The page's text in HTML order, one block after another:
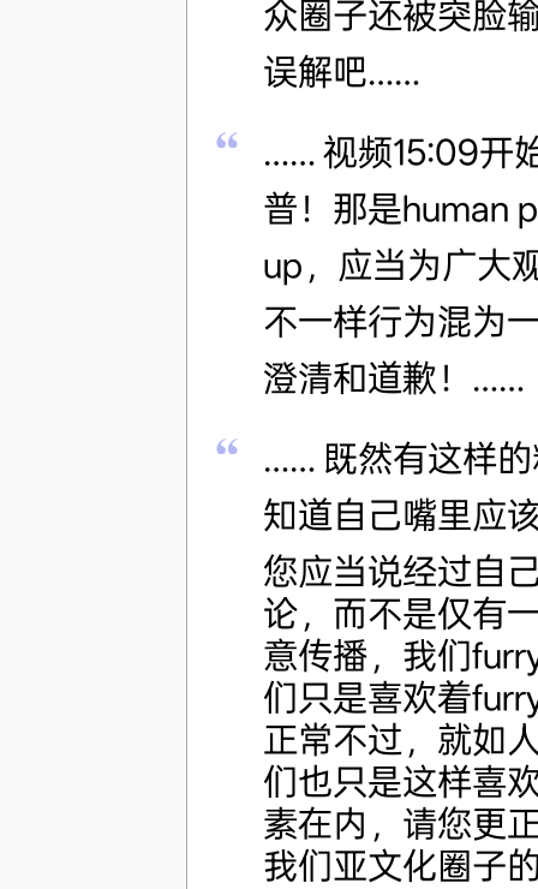
众圈子还被突脸
误解吧……
…… 视频15:09开
普！那是human
up，应当为广大
不一样行为混为
澄清和道歉！……
…… 既然有这样
知道自己嘴里应
您应当说经过自
论，而不是仅有
意传播，我们
们只是喜欢着
正常不过，就如
们也只是这样喜
素在内，请您更
我们亚文化圈子